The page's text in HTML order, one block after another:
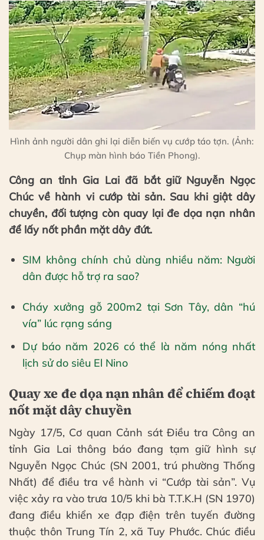
Hình ảnh người dân ghi lại diễn biến vụ cướp táo tợn. (Ảnh:
Chụp màn hình báo Tiền Phong).
Công an tỉnh Gia Lai đã bắt giữ Nguyễn Ngọc
Chúc về hành vi cướp tài sản. Sau khi giật dây
chuyền, đối tượng còn quay lại đe dọa nạn nhân
để lấy nốt phần mặt dây đứt.
SIM không chính chủ dùng nhiều năm: Người
dân được hỗ trợ ra sao?
Cháy xưởng gỗ 200m2 tại Sơn Tây, dân “hú
vía” lúc rạng sáng
Dự báo năm 2026 có thể là năm nóng nhất
lịch sử do siêu El Nino
Quay xe đe dọa nạn nhân để chiếm đoạt
nốt mặt dây chuyền
Ngày 17/5, Cơ quan Cảnh sát Điều tra Công an
tỉnh Gia Lai thông báo đang tạm giữ hình sự
Nguyễn Ngọc Chúc (SN 2001, trú phường Thống
Nhất) để điều tra về hành vi “Cướp tài sản”. Vụ
việc xảy ra vào trưa 10/5 khi bà T.T.K.H (SN 1970)
đang điều khiển xe đạp điện trên tuyến đường
thuộc thôn Trung Tín 2, xã Tuy Phước. Chúc điều